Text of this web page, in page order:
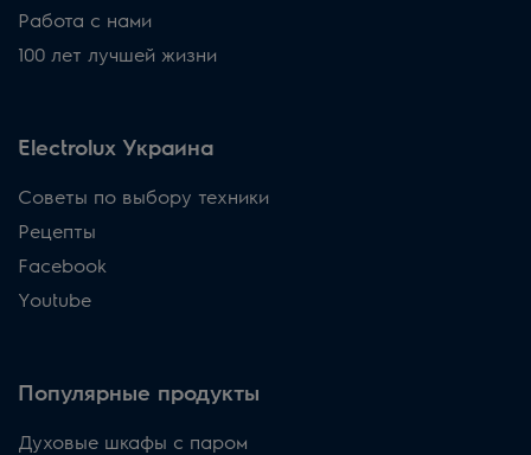
Работа с нами
100 лет лучшей жизни
Electrolux Украина
Советы по выбору техники
Рецепты
Facebook
Youtube
Популярные продукты
Духовые шкафы с паром